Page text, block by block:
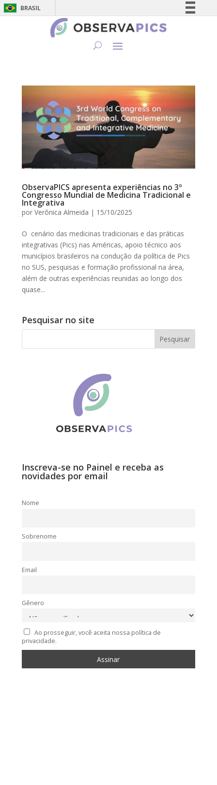
BRASIL
Simplifique!
Canais
ObservaPICS apresenta experiências no 3º
Congresso Mundial de Medicina Tradicional e
Integrativa
por Verônica Almeida | 15/10/2025
O cenário das medicinas tradicionais e das práticas
integrativas (Pics) nas Américas, apoio técnico aos
municípios brasileiros na condução da política de Pics
no SUS, pesquisas e formação profissional na área,
além de outras experiências reunidas ao longo dos
quase...
Pesquisar no site
Inscreva-se no Painel e receba as
novidades por email
Nome
Sobrenome
Email
Gênero
Ao prosseguir, você aceita nossa política de
privacidade.